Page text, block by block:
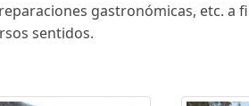
gastronómicas, etc. a
sentidos.